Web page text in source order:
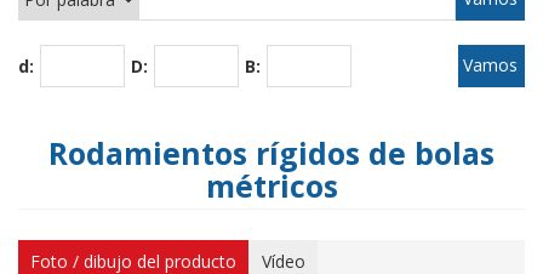
d: D: B:
Rodamientos rígidos de bolas
métricos
Foto / dibujo del producto Vídeo